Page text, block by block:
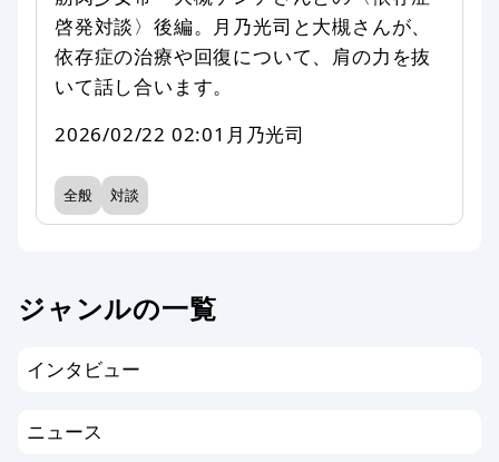
啓発対談〉後編。月乃光司と大槻さんが、
依存症の治療や回復について、肩の力を抜
いて話し合います。
2026/02/22 02:01 月乃光司
全般 対談
ジャンルの一覧
インタビュー
ニュース